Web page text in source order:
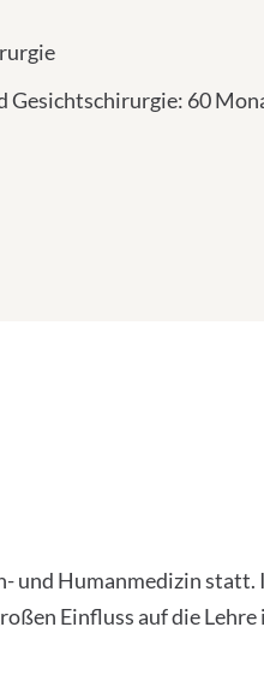
Gesichtschirurgie: 60
und Humanmedizin statt.
Einfluss auf die Lehre